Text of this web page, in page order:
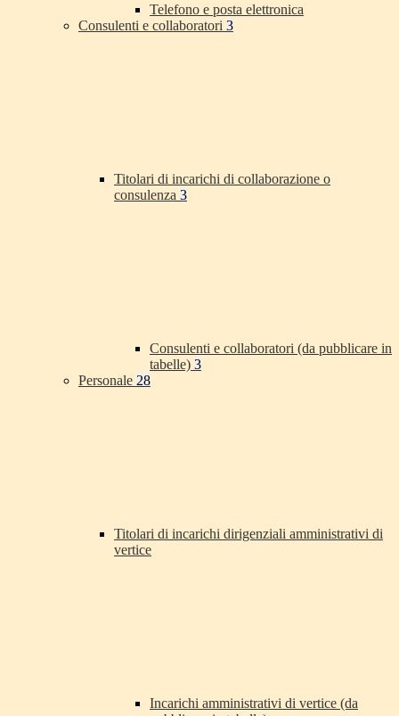
Telefono e posta elettronica
Consulenti e collaboratori 3
Titolari di incarichi di collaborazione o
consulenza 3
Consulenti e collaboratori (da pubblicare in
tabelle) 3
Personale 28
Titolari di incarichi dirigenziali amministrativi di
vertice
Incarichi amministrativi di vertice (da